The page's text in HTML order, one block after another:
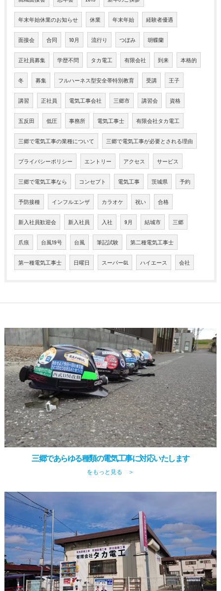
年末年始休業のお知らせ 休業 年末年始 経験者優遇
面接会 合同 10月 流行り つぼみ 胡蝶蘭
正社員募集 学歴不問 タカ電工 有限会社 到来 本格的
冬 募集 フルハーネス型安全帯特別教育 受講 王子
講習 正社員 電気工事会社 三郷市 講習会 資格
五反田 低圧 事務所 電気工事士 有限会社タカ電工
三郷で電気工事の業種について 三郷で電気工事が必要とされる理由
プライバシーポリシー エントリー アクセス サービス
三郷で電気工事なら コンセプト 電気工事 茨城県 予約
予防接種 インフルエンザ カラオケ 祝い 合格
新入社員歓迎会 新入社員 入社 9月 結城市 三郷
爪痕 台風19号 台風 筆記試験 第二種電気工事士
第一種電気工事士 日曜日 スーパーGL ハイエース 会社
三郷であらゆる種類の電気工事に対応いたします
をもっと見る ＞